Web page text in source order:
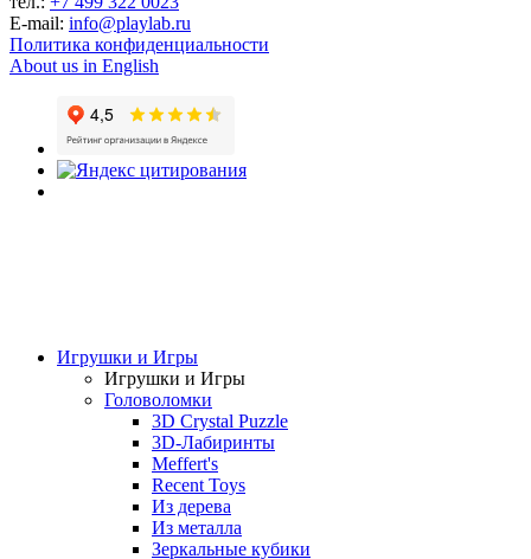
E-mail: info@playlab.ru
Политика конфиденциальности
About us in English
Игрушки и Игры
Игрушки и Игры
Головоломки
3D Crystal Puzzle
3D-Лабиринты
Meffert's
Recent Toys
Из дерева
Из металла
Зеркальные кубики